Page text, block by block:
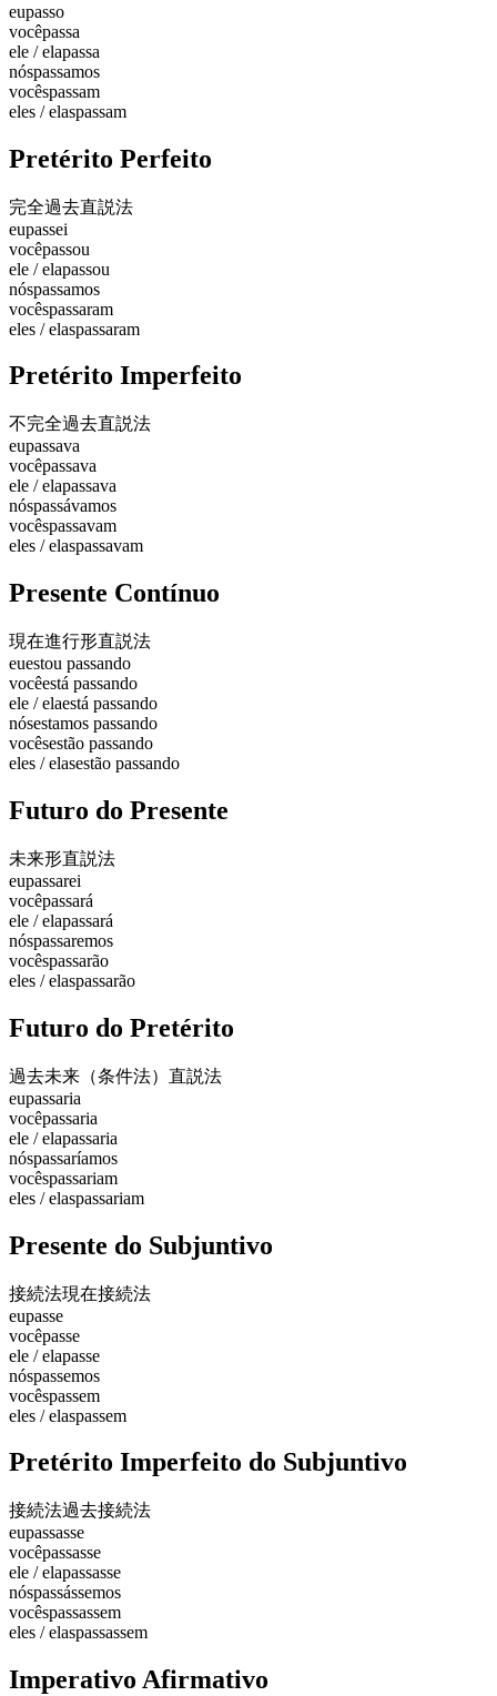
eupasso
vocêpassa
ele / elapassa
nóspassamos
vocêspassam
eles / elaspassam
Pretérito Perfeito
完全過去直説法
eupassei
vocêpassou
ele / elapassou
nóspassamos
vocêspassaram
eles / elaspassaram
Pretérito Imperfeito
不完全過去直説法
eupassava
vocêpassava
ele / elapassava
nóspassávamos
vocêspassavam
eles / elaspassavam
Presente Contínuo
現在進行形直説法
euestou passando
vocêestá passando
ele / elaestá passando
nósestamos passando
vocêsestão passando
eles / elasestão passando
Futuro do Presente
未来形直説法
eupassarei
vocêpassará
ele / elapassará
nóspassaremos
vocêspassarão
eles / elaspassarão
Futuro do Pretérito
過去未来（条件法） 直説法
eupassaria
vocêpassaria
ele / elapassaria
nóspassaríamos
vocêspassariam
eles / elaspassariam
Presente do Subjuntivo
接続法現在接続法
eupasse
vocêpasse
ele / elapasse
nóspassemos
vocêspassem
eles / elaspassem
Pretérito Imperfeito do Subjuntivo
接続法過去接続法
eupassasse
vocêpassasse
ele / elapassasse
nóspassássemos
vocêspassassem
eles / elaspassassem
Imperativo Afirmativo